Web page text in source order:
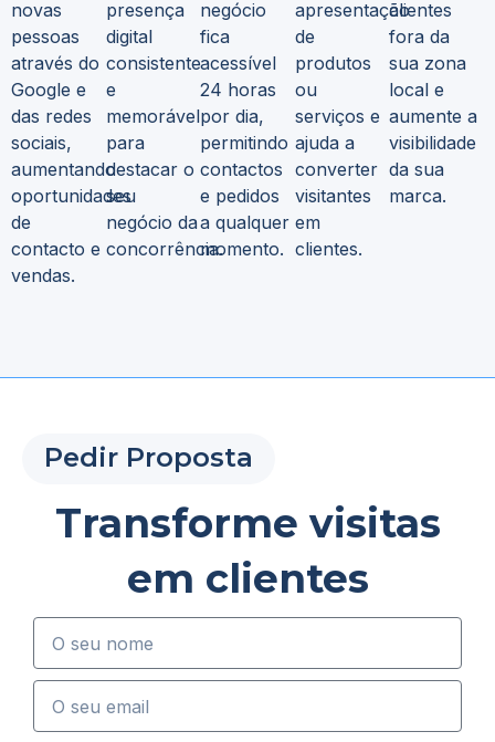
novas
pessoas
através do
Google e
das redes
sociais,
aumentando
oportunidades
de
contacto e
vendas.
presença
digital
consistente
e
memorável
para
destacar o
seu
negócio da
concorrência.
negócio
fica
acessível
24 horas
por dia,
permitindo
contactos
e pedidos
a qualquer
momento.
apresentação
de
produtos
ou
serviços e
ajuda a
converter
visitantes
em
clientes.
clientes
fora da
sua zona
local e
aumente a
visibilidade
da sua
marca.
Pedir Proposta
Transforme visitas
em clientes